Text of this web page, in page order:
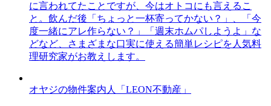
に言われてたことですが、今はオトコにも言えるこ
と。飲んだ後「ちょっと一杯寄ってかない？」、「今
度一緒にアレ作らない？」「週末ホムパしようよ」な
どなど、さまざまな口実に使える簡単レシピを人気料
理研究家がお教えします。
オヤジの物件案内人「LEON不動産」